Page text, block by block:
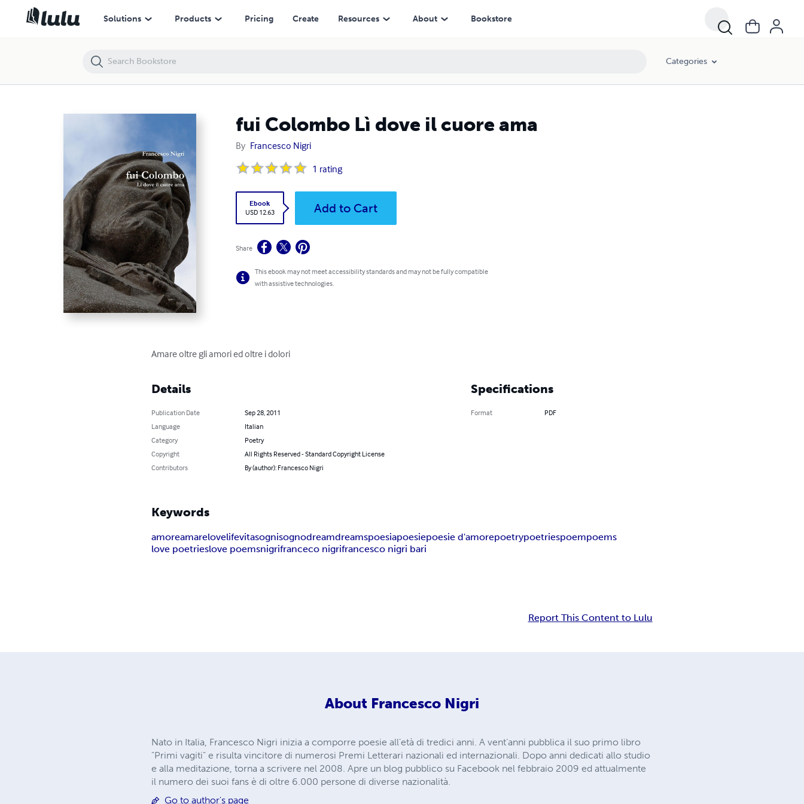
Solutions Products Pricing Create Resources About Bookstore
Categories
fui Colombo Lì dove il cuore ama
By Francesco Nigri
1 rating
Ebook
USD 12.63
Add to Cart
Share
This ebook may not meet accessibility standards and may not be fully compatible
with assistive technologies.
Amare oltre gli amori ed oltre i dolori
Details
Publication Date
Sep 28, 2011
Language
Italian
Category
Poetry
Copyright
All Rights Reserved - Standard Copyright License
Contributors
By (author): Francesco Nigri
Specifications
Format PDF
Keywords
amoreamarelovelifevitasognisognodreamdreamspoesiapoesiepoesie d'amorepoetrypoetriespoempoems
love poetrieslove poemsnigrifranceco nigrifrancesco nigri bari
Report This Content to Lulu
About Francesco Nigri
Nato in Italia, Francesco Nigri inizia a comporre poesie all’età di tredici anni. A vent’anni pubblica il suo primo libro
"Primi vagiti" e risulta vincitore di numerosi Premi Letterari nazionali ed internazionali. Dopo anni dedicati allo studio
e alla meditazione, torna a scrivere nel 2008. Apre un blog pubblico su Facebook nel febbraio 2009 ed attualmente
il numero dei suoi fans è di oltre 6.000 persone di diverse nazionalità.
Go to author's page
fui Colombo Lì dove il cuore ama